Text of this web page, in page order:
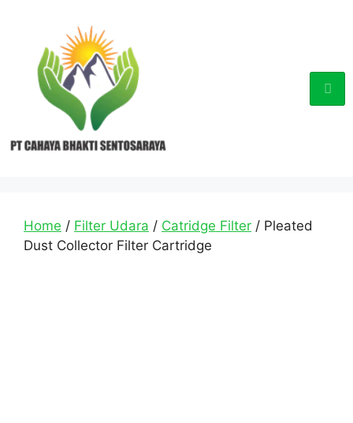
Home / Filter Udara / Catridge Filter / Pleated
Dust Collector Filter Cartridge